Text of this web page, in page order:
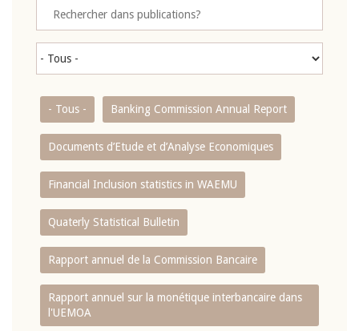
- Tous - Banking Commission Annual Report
Documents d’Etude et d’Analyse Economiques
Financial Inclusion statistics in WAEMU
Quaterly Statistical Bulletin
Rapport annuel de la Commission Bancaire
Rapport annuel sur la monétique interbancaire dans
l'UEMOA